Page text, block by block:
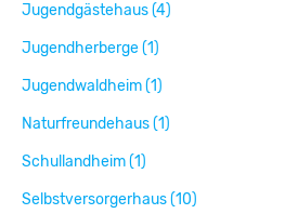
Jugendgästehaus (4)
Jugendherberge (1)
Jugendwaldheim (1)
Naturfreundehaus (1)
Schullandheim (1)
Selbstversorgerhaus (10)